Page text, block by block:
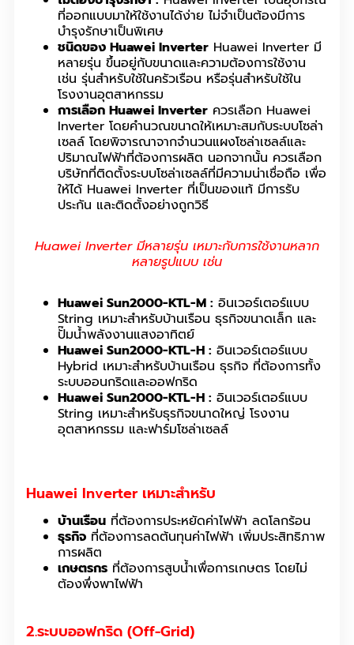
ที่ออกแบบมาให้ใช้งานได้ง่าย ไม่จำเป็นต้องมีการ
บำรุงรักษาเป็นพิเศษ
ชนิดของ Huawei Inverter Huawei Inverter มี
หลายรุ่น ขึ้นอยู่กับขนาดและความต้องการใช้งาน
เช่น รุ่นสำหรับใช้ในครัวเรือน หรือรุ่นสำหรับใช้ใน
โรงงานอุตสาหกรรม
การเลือก Huawei Inverter ควรเลือก Huawei
Inverter โดยคำนวณขนาดให้เหมาะสมกับระบบโซล่า
เซลล์ โดยพิจารณาจากจำนวนแผงโซล่าเซลล์และ
ปริมาณไฟฟ้าที่ต้องการผลิต นอกจากนั้น ควรเลือก
บริษัทที่ติดตั้งระบบโซล่าเซลล์ที่มีความน่าเชื่อถือ เพื่อ
ให้ได้ Huawei Inverter ที่เป็นของแท้ มีการรับ
ประกัน และติดตั้งอย่างถูกวิธี
Huawei Inverter มีหลายรุ่น เหมาะกับการใช้งานหลาก
หลายรูปแบบ เช่น
Huawei Sun2000-KTL-M : อินเวอร์เตอร์แบบ
String เหมาะสำหรับบ้านเรือน ธุรกิจขนาดเล็ก และ
ปั๊มน้ำพลังงานแสงอาทิตย์
Huawei Sun2000-KTL-H : อินเวอร์เตอร์แบบ
Hybrid เหมาะสำหรับบ้านเรือน ธุรกิจ ที่ต้องการทั้ง
ระบบออนกริดและออฟกริด
Huawei Sun2000-KTL-H : อินเวอร์เตอร์แบบ
String เหมาะสำหรับธุรกิจขนาดใหญ่ โรงงาน
อุตสาหกรรม และฟาร์มโซล่าเซลล์
Huawei Inverter เหมาะสำหรับ
บ้านเรือน ที่ต้องการประหยัดค่าไฟฟ้า ลดโลกร้อน
ธุรกิจ ที่ต้องการลดต้นทุนค่าไฟฟ้า เพิ่มประสิทธิภาพ
การผลิต
เกษตรกร ที่ต้องการสูบน้ำเพื่อการเกษตร โดยไม่
ต้องพึ่งพาไฟฟ้า
2.ระบบออฟกริด (Off-Grid)